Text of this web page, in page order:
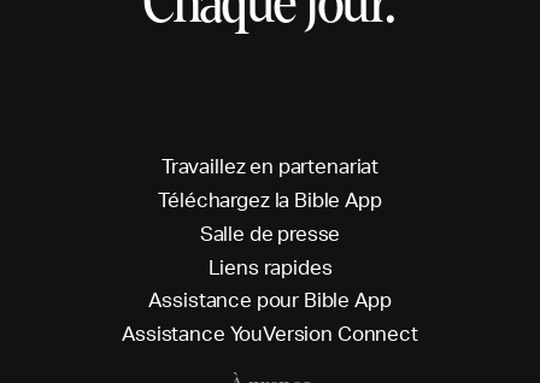
Travaillezen partenariat
Téléchargez la Bible App
Salle de presse
L iens rapides
Assistance pour Bible App
Assistance YouVersion Connect